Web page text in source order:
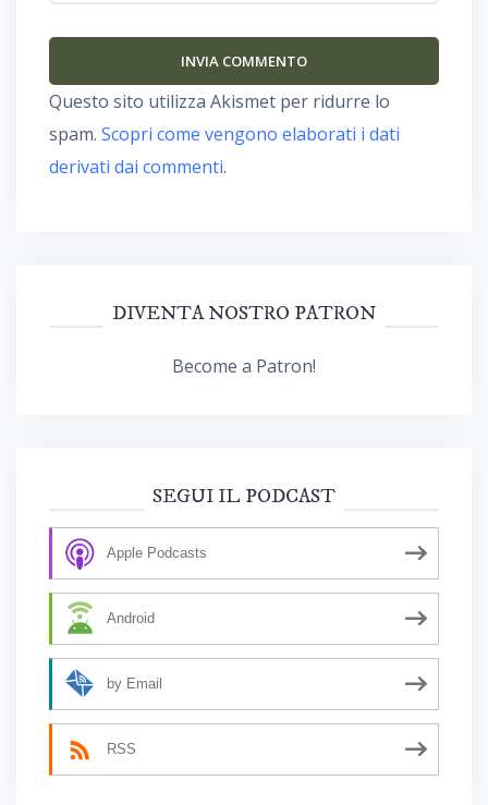
Questo sito utilizza Akismet per ridurre lo
spam. Scopri come vengono elaborati i dati
derivati dai commenti.
DIVENTA NOSTRO PATRON
Become a Patron!
SEGUI IL PODCAST
Apple Podcasts
Android
by Email
RSS